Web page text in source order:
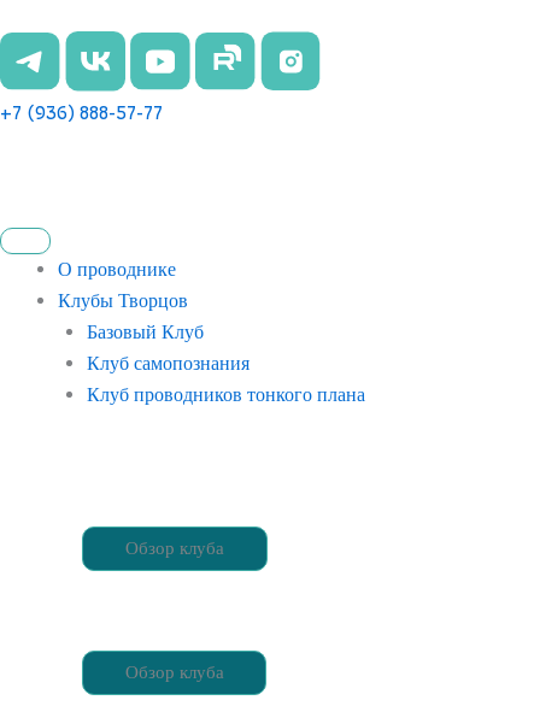
к
содержимому
+7 (936) 888-57-77
О проводнике
Клубы Творцов
Базовый Клуб
Клуб самопознания
Клуб проводников тонкого плана
Обзор клуба
Обзор клуба